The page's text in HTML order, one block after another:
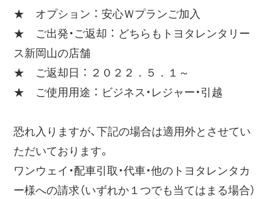
★ オプション ： 安心Ｗプランご加入
★ ご出発・ご返却 ： どちらもトヨタレンタリー
ス新岡山の店舗
★ ご返却日 ： ２０２２．５．１～
★ ご使用用途 ： ビジネス・レジャー・引越
恐れ入りますが、下記の場合は適用外とさせてい
ただいております。
ワンウェイ・配車引取・代車・他のトヨタレンタカ
ー様への請求（いずれか１つでも当てはまる場合）